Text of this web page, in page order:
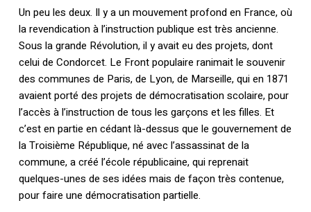
Un peu les deux. Il y a un mouvement profond en France, où
la revendication à l’instruction publique est très ancienne.
Sous la grande Révolution, il y avait eu des projets, dont
celui de Condorcet. Le Front populaire ranimait le souvenir
des communes de Paris, de Lyon, de Marseille, qui en 1871
avaient porté des projets de démocratisation scolaire, pour
l’accès à l’instruction de tous les garçons et les filles. Et
c’est en partie en cédant là-dessus que le gouvernement de
la Troisième République, né avec l’assassinat de la
commune, a créé l’école républicaine, qui reprenait
quelques-unes de ses idées mais de façon très contenue,
pour faire une démocratisation partielle.